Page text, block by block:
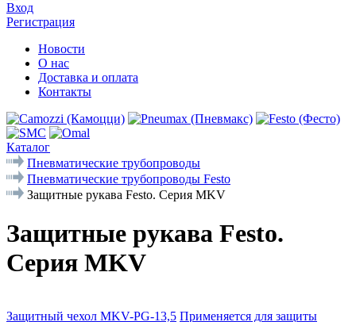
Вход
Регистрация
Новости
О нас
Доставка и оплата
Контакты
Каталог
Пневматические трубопроводы
Пневматические трубопроводы Festo
Защитные рукава Festo. Серия MKV
Защитные рукава Festo.
Серия MKV
Защитный чехол MKV-PG-13,5 Применяется для защиты